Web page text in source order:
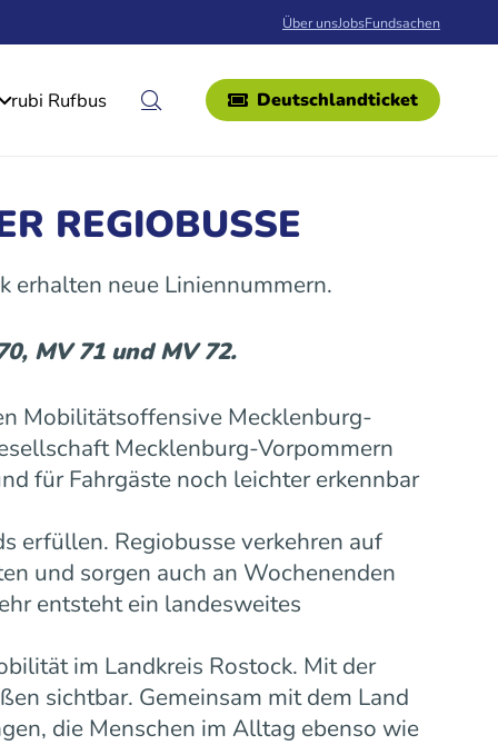
Über unsJobsFundsachen
rubi Rufbus Deutschlandticket
REGIOBUSSE
erhalten neue Liniennummern.
MV 71 und MV 72.
Mobilitätsoffensive Mecklenburg-
Mecklenburg-Vorpommern
für Fahrgäste noch leichter erkennbar
erfüllen. Regiobusse verkehren auf
und sorgen auch an Wochenenden
entsteht ein landesweites
im Landkreis Rostock. Mit der
sichtbar. Gemeinsam mit dem Land
die Menschen im Alltag ebenso wie